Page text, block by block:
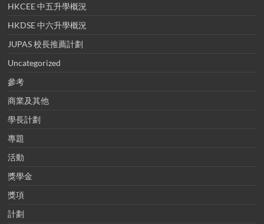
HKCEE 中五升學概況
HKDSE 中六升學概況
JUPAS 校長推薦計劃
Uncategorized
參考
商業及其他
學長計劃
專題
活動
獎學金
獎項
計劃